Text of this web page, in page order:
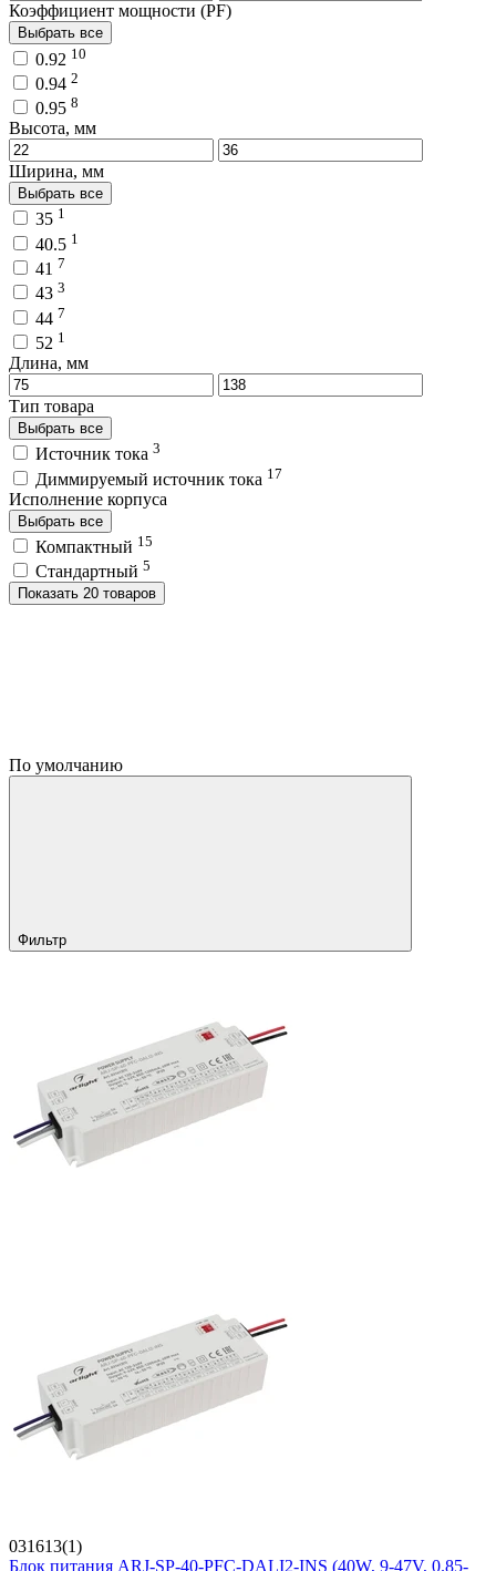
Коэффициент мощности (PF)
Выбрать все
0.92 10
0.94 2
0.95 8
Высота, мм
Ширина, мм
Выбрать все
35 1
40.5 1
41 7
43 3
44 7
52 1
Длина, мм
Тип товара
Выбрать все
Источник тока 3
Диммируемый источник тока 17
Исполнение корпуса
Выбрать все
Компактный 15
Стандартный 5
Показать 20 товаров
По умолчанию
Фильтр
031613(1)
Блок питания ARJ-SP-40-PFC-DALI2-INS (40W, 9-47V, 0.85-